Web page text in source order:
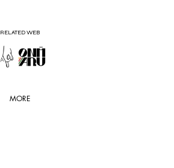
RELATED WEB
MORE